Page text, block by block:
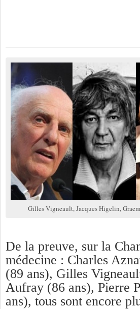
Gilles Vigneault, Jacques Higelin,
De la preuve, sur la
médecine : Charles
(89 ans), Gilles
Aufray (86 ans), Pierre
ans), tous sont encore